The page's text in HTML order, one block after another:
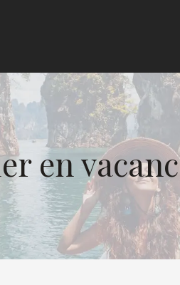
en